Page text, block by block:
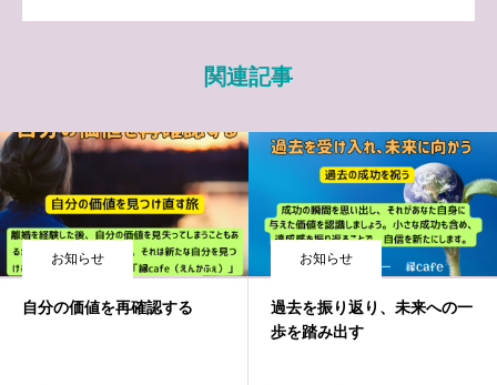
関連記事
お知らせ
自分の価値を再確認する
お知らせ
過去を振り返り、未来への一
歩を踏み出す